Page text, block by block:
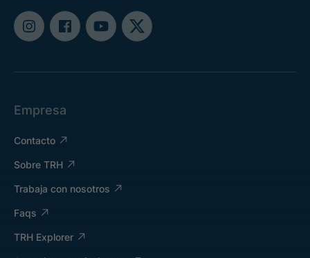
Empresa
Contacto
Sobre TRH
Trabaja con nosotros
Faqs
TRH Explorer